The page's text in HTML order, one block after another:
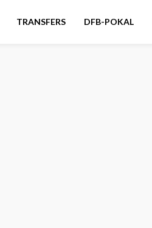
TRANSFERS DFB-POKAL